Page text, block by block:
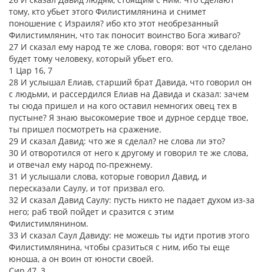
тому, кто убьет этого Филистимлянина и снимет
поношение с Израиля? ибо кто этот необрезанный
Филистимлянин, что так поносит воинство Бога живаго?
27 И сказал ему народ те же слова, говоря: вот что сделано
будет тому человеку, который убьет его.
1 Цар 16, 7
28 И услышал Елиав, старший брат Давида, что говорил он
с людьми, и рассердился Елиав на Давида и сказал: зачем
ты сюда пришел и на кого оставил немногих овец тех в
пустыне? Я знаю высокомерие твое и дурное сердце твое,
ты пришел посмотреть на сражение.
29 И сказал Давид: что же я сделал? не слова ли это?
30 И отворотился от него к другому и говорил те же слова,
и отвечал ему народ по-прежнему.
31 И услышали слова, которые говорил Давид, и
пересказали Саулу, и тот призвал его.
32 И сказал Давид Саулу: пусть никто не падает духом из-за
него; раб твой пойдет и сразится с этим
Филистимлянином.
33 И сказал Саул Давиду: не можешь ты идти против этого
Филистимлянина, чтобы сразиться с ним, ибо ты еще
юноша, а он воин от юности своей.